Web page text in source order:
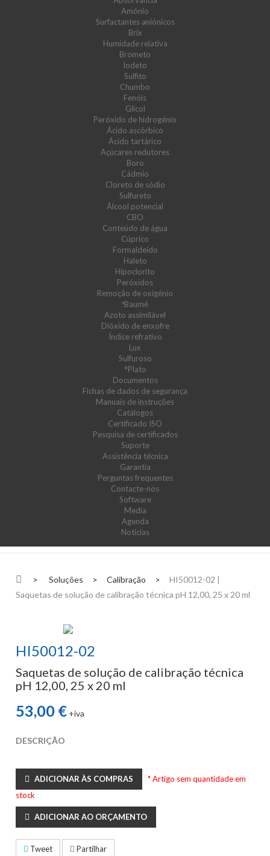
Amónio
Surfactantes aniónicos
Brix
Humidade relativa
Brometo
Iodeto
Sulfito
Chumbo
Fenóis
Glicol
Peróxido de hidrogénio
Ácido ascórbico
Ácido tartárico
Açúcares redutores
Boro
Cádmio
Cloreto de sódio
Sulfureto
Álcool potencial
CBO
Conteúdo de água
Cúprico
Formaldeído
Haleto
Hipoclorito
Peróxidos
Remoção de oxigénio
ºBaumé
Azoto assimilável
Dióxido de enxofre
Índice refrativo
Lux
Sulfuroso
°Plato
Documentos
Fichas de dados de segurança
Manuais de instruções
Catálogos
Certificado ISO
Pesquisa de certificados
Suporte
Assistência técnica
Garantia
Perguntas frequentes
Contacte-nos
Software
Media
Agenda
Notícias
> Soluções > Calibração >
HI50012-02 |
Saquetas de solução de calibração técnica pH 12,00, 25 x 20 ml
HI50012-02
Saquetas de solução de calibração técnica
pH 12,00, 25 x 20 ml
53,00 € +iva
DESCRIÇÃO
ADICIONAR ÀS COMPRAS
* Artigo sem quantidade em
stock
ADICIONAR AO ORÇAMENTO
Tweet Partilhar